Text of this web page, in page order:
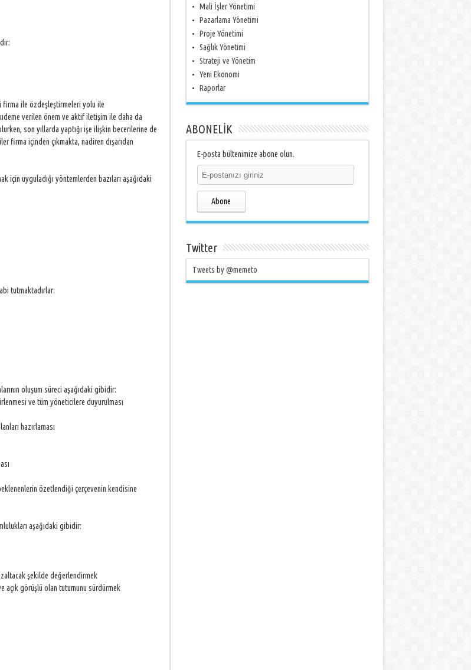
firma ile özdeşleştirmeleri yolu ile
verilen önem ve aktif iletişim ile daha da
son yıllarda yaptığı işe ilişkin becerilerine de
firma içinden çıkmakta, nadiren dışarıdan
için uyguladığı yöntemlerden bazıları aşağıdaki
tutmaktadırlar:
oluşum süreci aşağıdaki gibidir:
ve tüm yöneticilere duyurulması
hazırlaması
özetlendiği çerçevenin kendisine
aşağıdaki gibidir:
şekilde değerlendirmek
açık görüşlü olan tutumunu sürdürmek
Mali İşler Yönetimi
Pazarlama Yönetimi
Proje Yönetimi
Sağlık Yönetimi
Strateji ve Yönetim
Yeni Ekonomi
Raporlar
ABONELİK
E-posta bültenimize abone olun.
Abone
Twitter
Tweets by @memeto